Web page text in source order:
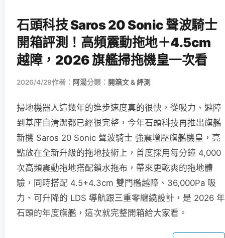
石頭科技 Saros 20 Sonic 聲波騎士
開箱評測！高頻震動拖地＋4.5cm
越障，2026 旗艦掃拖機皇一次看
2026/4/29作者： 阿湯分類： 開箱文 & 評測
掃地機器人這幾年的進步速度真的很快，從吸力、避障
到基座自清潔都已經很完整，今年石頭科技再推出旗艦
新機 Saros 20 Sonic 聲波騎士 強震增壓旗艦機皇，亮
點放在全新升級的拖地技術上，首度採用每分鐘 4,000
次高頻震動拖地搭配鎖水拖布，帶來更乾爽的拖地體
驗，同時搭配 4.5+4.3cm 雙門檻越障、36,000Pa 吸
力、可升降的 LDS 導航跟三重零纏繞設計，是 2026 年
石頭的年度旗艦，這次就完整開箱給大家看。